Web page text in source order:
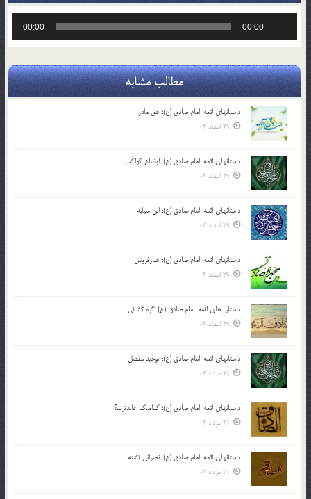
00:00
00:00
مطالب مشابه
داستانهای ائمه: امام صادق (ع): حق مادر
29 اسفند 03
داستانهای ائمه: امام صادق (ع): اوضاع کواکب
29 اسفند 03
داستانهای ائمه: امام صادق (ع): ابن سیابه
29 اسفند 03
داستانهای ائمه: امام صادق (ع): خیارفروش
29 اسفند 03
داستان های ائمه: امام صادق (ع): گره گشائی
29 اسفند 03
داستانهای ائمه: امام صادق (ع): توحید مفضل
21 مرداد 03
داستانهای ائمه: امام صادق (ع): کدامیک عابدترند؟
21 مرداد 03
داستانهای ائمه: امام صادق (ع): نصرانی تشنه
21 مرداد 03